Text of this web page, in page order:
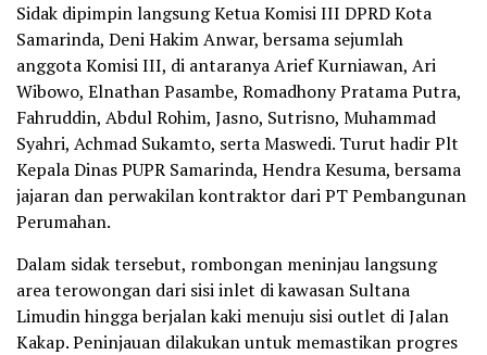
Sidak dipimpin langsung Ketua Komisi III DPRD Kota
Samarinda, Deni Hakim Anwar, bersama sejumlah
anggota Komisi III, di antaranya Arief Kurniawan, Ari
Wibowo, Elnathan Pasambe, Romadhony Pratama Putra,
Fahruddin, Abdul Rohim, Jasno, Sutrisno, Muhammad
Syahri, Achmad Sukamto, serta Maswedi. Turut hadir Plt
Kepala Dinas PUPR Samarinda, Hendra Kesuma, bersama
jajaran dan perwakilan kontraktor dari PT Pembangunan
Perumahan.
Dalam sidak tersebut, rombongan meninjau langsung
area terowongan dari sisi inlet di kawasan Sultana
Limudin hingga berjalan kaki menuju sisi outlet di Jalan
Kakap. Peninjauan dilakukan untuk memastikan progres